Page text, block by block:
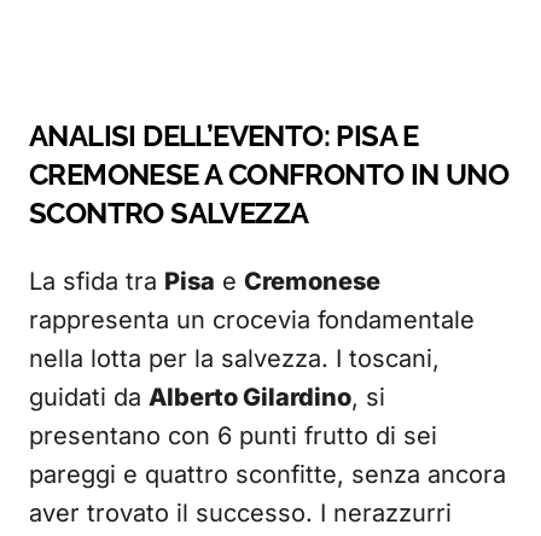
ANALISI DELL’EVENTO: PISA E
CREMONESE A CONFRONTO IN UNO
SCONTRO SALVEZZA
La sfida tra Pisa e Cremonese
rappresenta un crocevia fondamentale
nella lotta per la salvezza. I toscani,
guidati da Alberto Gilardino, si
presentano con 6 punti frutto di sei
pareggi e quattro sconfitte, senza ancora
aver trovato il successo. I nerazzurri